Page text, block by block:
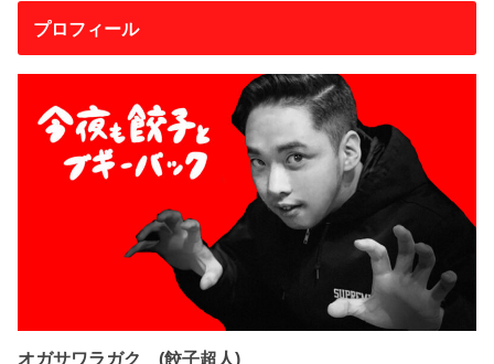
プロフィール
オガサワラガク (餃子超人)